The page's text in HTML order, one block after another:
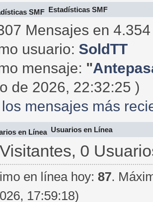
Estadísticas SMF
Mensajes en
usuario: SoldTT
mensaje: "
de 2026, 22:32:25 )
mensajes más
Usuarios en Línea
0
en línea hoy:87.
17:59:18)